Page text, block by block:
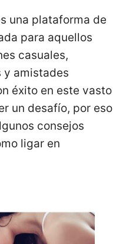
una plataforma de
para aquellos
casuales,
y amistades
éxito en este vasto
un desafío, por eso
consejos
ligar en